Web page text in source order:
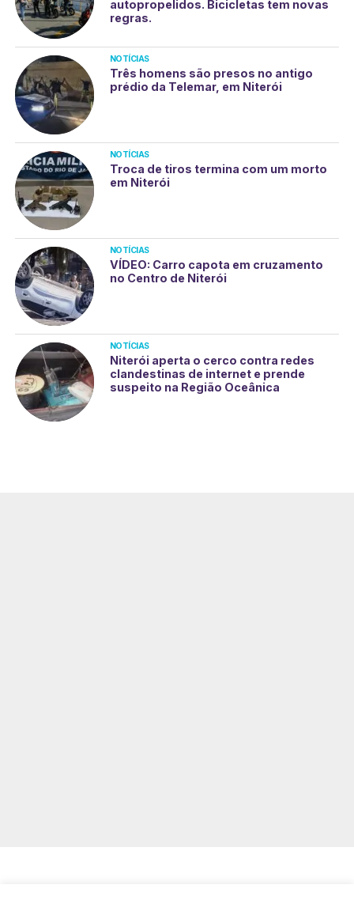
autopropelidos. Bicicletas tem novas
regras.
NOTÍCIAS
Três homens são presos no antigo
prédio da Telemar, em Niterói
NOTÍCIAS
Troca de tiros termina com um morto
em Niterói
NOTÍCIAS
VÍDEO: Carro capota em cruzamento
no Centro de Niterói
NOTÍCIAS
Niterói aperta o cerco contra redes
clandestinas de internet e prende
suspeito na Região Oceânica